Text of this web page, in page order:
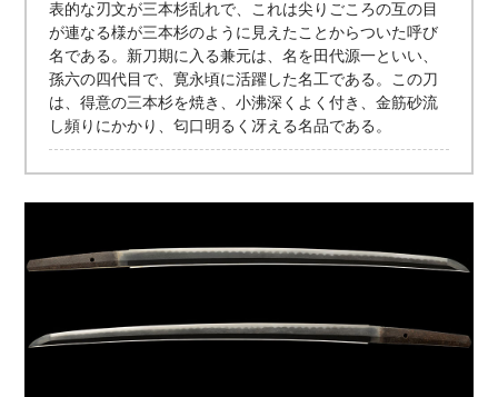
表的な刃文が三本杉乱れで、これは尖りごころの互の目
が連なる様が三本杉のように見えたことからついた呼び
名である。新刀期に入る兼元は、名を田代源一といい、
孫六の四代目で、寛永頃に活躍した名工である。この刀
は、得意の三本杉を焼き、小沸深くよく付き、金筋砂流
し頻りにかかり、匂口明るく冴える名品である。